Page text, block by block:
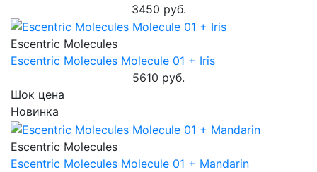
3450 руб.
Escentric Molecules
Escentric Molecules Molecule 01 + Iris
5610 руб.
Шок цена
Новинка
Escentric Molecules
Escentric Molecules Molecule 01 + Mandarin